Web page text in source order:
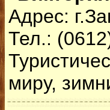
Адрес:
Тел.:
миру,